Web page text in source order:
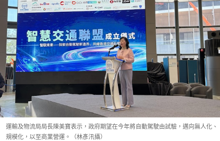
運輸及物流局局長陳美寶表示，政府期望在今年將自動駕駛由試驗，邁向無人化、
規模化，以至商業營運。（林彥汛攝）